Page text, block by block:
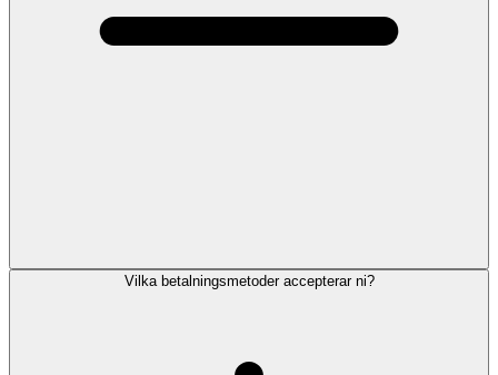
Vilka betalningsmetoder accepterar ni?